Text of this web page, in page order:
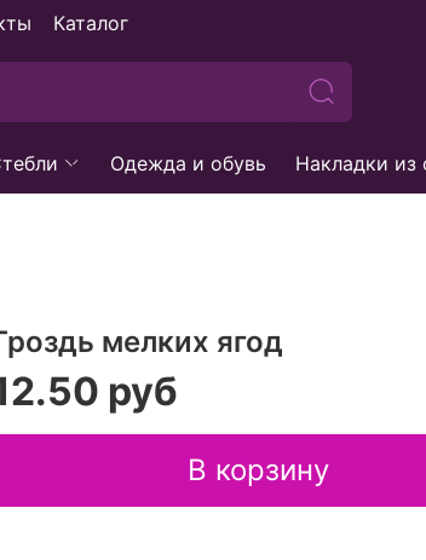
Каталог
Одежда и обувь Накладки из
мелких ягод
руб
В корзину